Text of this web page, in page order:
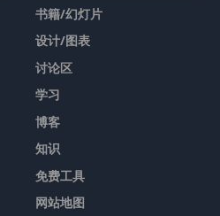
书籍/幻灯片
设计/图表
讨论区
学习
博客
知识
免费工具
网站地图